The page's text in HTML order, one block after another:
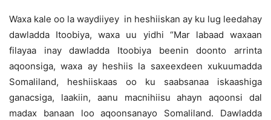
Waxa kale oo la waydiiyey in heshiiskan ay ku lug leedahay
dawladda Itoobiya, waxa uu yidhi “Mar labaad waxaan
filayaa inay dawladda Itoobiya beenin doonto arrinta
aqoonsiga, waxa ay heshiis la saxeexdeen xukuumadda
Somaliland, heshiiskaas oo ku saabsanaa iskaashiga
ganacsiga, laakiin, aanu macnihiisu ahayn aqoonsi dal
madax banaan loo aqoonsanayo Somaliland. Dawladda